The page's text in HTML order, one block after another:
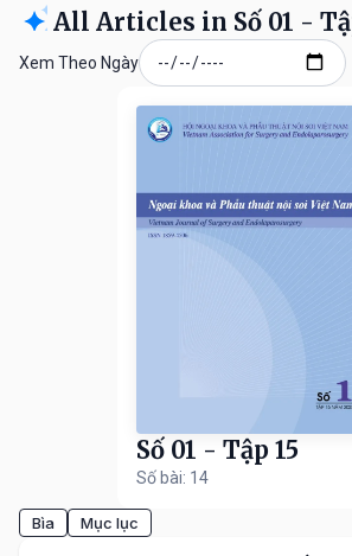
All Articles in Số 01 -
Xem Theo Ngày
Số 01 - Tập 15
Số bài: 14
Bìa Mục lục